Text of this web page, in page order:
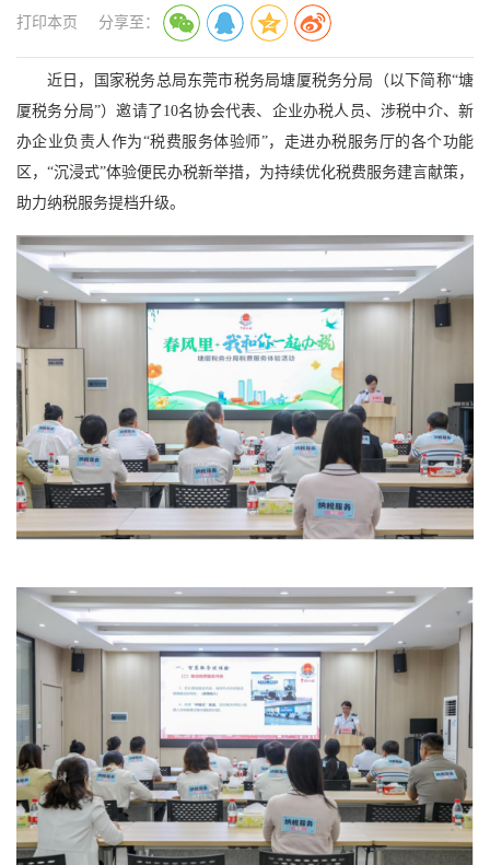
打印本页 分享至：
近日，国家税务总局东莞市税务局塘厦税务分局（以下简称“塘
厦税务分局”）邀请了10名协会代表、企业办税人员、涉税中介、新
办企业负责人作为“税费服务体验师”，走进办税服务厅的各个功能
区，“沉浸式”体验便民办税新举措，为持续优化税费服务建言献策，
助力纳税服务提档升级。